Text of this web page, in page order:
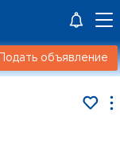
Подать объявление